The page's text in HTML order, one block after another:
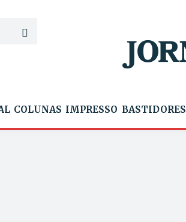
COLUNAS IMPRESSO BASTIDORES